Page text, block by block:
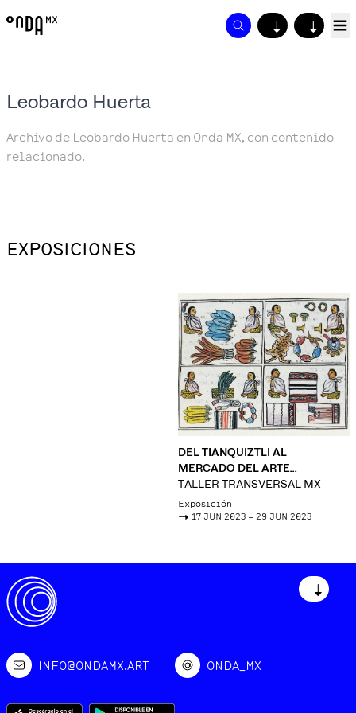
↓ ↓
Leobardo Huerta
Archivo de Leobardo Huerta en Onda MX, con contenido
relacionado.
EXPOSICIONES
DEL TIANQUIZTLI AL
MERCADO DEL ARTE
CONTEMPORÁNEO
TALLER TRANSVERSAL MX
Exposición
-> 17 JUN 2023 – 29 JUN 2023
↓
INFO@ONDAMX.ART ONDA_MX